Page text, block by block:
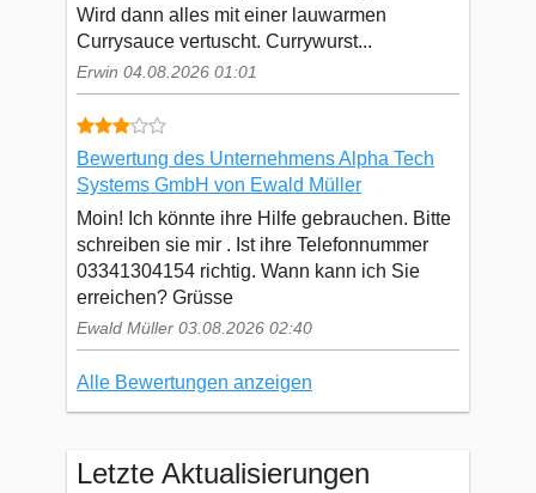
Wird dann alles mit einer lauwarmen
Currysauce vertuscht. Currywurst...
Erwin 04.08.2026 01:01
Bewertung des Unternehmens Alpha Tech
Systems GmbH von Ewald Müller
Moin! Ich könnte ihre Hilfe gebrauchen. Bitte
schreiben sie mir . Ist ihre Telefonnummer
03341304154 richtig. Wann kann ich Sie
erreichen? Grüsse
Ewald Müller 03.08.2026 02:40
Alle Bewertungen anzeigen
Letzte Aktualisierungen